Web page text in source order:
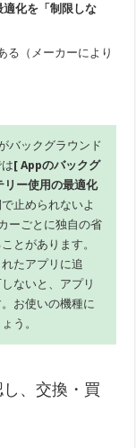
化を「制限しな
る（メーカーにより
バックグラウンド
[ Appのバックグ
リー使用の最適化
止められないよ
ーごとに独自の省
とがあります。
たアプリに追
ないと、アプリ
お使いの機種に
う。
、交換・買